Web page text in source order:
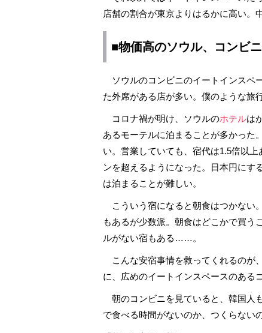
店舗の割合が東京よりはるかに高い。
■物価高のソウル、コンビ
ソウルのコンビニのイートインスペ
た外席がある店が多い。僕のような旅
コロナ禍が明け、ソウルのホテルは
あるモーテルに泊まることが多かった
い。営業していても、宿代は1.5倍以
ンを超えるようになった。日本円にす
は泊まることが難しい。
こういう宿になると朝食はつかない
もあるが少数派。朝食はどこかで買う
ルがない宿もある……。
こんな安宿事情を救ってくれるのが
に、広めのイートインスペースのある
朝のコンビニを見ていると、韓国人
で食べる時間がないのか、つくらな